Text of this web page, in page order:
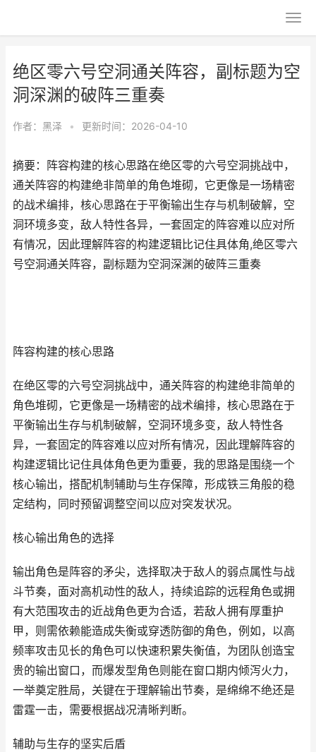
绝区零六号空洞通关阵容，副标题为空
洞深渊的破阵三重奏
作者： 黑泽 • 更新时间：2026-04-10
摘要：阵容构建的核心思路在绝区零的六号空洞挑战中，
通关阵容的构建绝非简单的角色堆砌，它更像是一场精密
的战术编排，核心思路在于平衡输出生存与机制破解，空
洞环境多变，敌人特性各异，一套固定的阵容难以应对所
有情况，因此理解阵容的构建逻辑比记住具体角,绝区零六
号空洞通关阵容，副标题为空洞深渊的破阵三重奏
阵容构建的核心思路
在绝区零的六号空洞挑战中，通关阵容的构建绝非简单的
角色堆砌，它更像是一场精密的战术编排，核心思路在于
平衡输出生存与机制破解，空洞环境多变，敌人特性各
异，一套固定的阵容难以应对所有情况，因此理解阵容的
构建逻辑比记住具体角色更为重要，我的思路是围绕一个
核心输出，搭配机制辅助与生存保障，形成铁三角般的稳
定结构，同时预留调整空间以应对突发状况。
核心输出角色的选择
输出角色是阵容的矛尖，选择取决于敌人的弱点属性与战
斗节奏，面对高机动性的敌人，持续追踪的远程角色或拥
有大范围攻击的近战角色更为合适，若敌人拥有厚重护
甲，则需依赖能造成失衡或穿透防御的角色，例如，以高
频率攻击见长的角色可以快速积累失衡值，为团队创造宝
贵的输出窗口，而爆发型角色则能在窗口期内倾泻火力，
一举奠定胜局，关键在于理解输出节奏，是绵绵不绝还是
雷霆一击，需要根据战况清晰判断。
辅助与生存的坚实后盾